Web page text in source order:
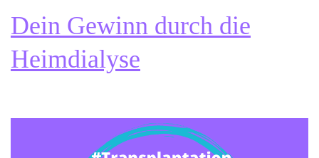
ein
Kampf
Dein Gewinn durch die
Heimdialyse